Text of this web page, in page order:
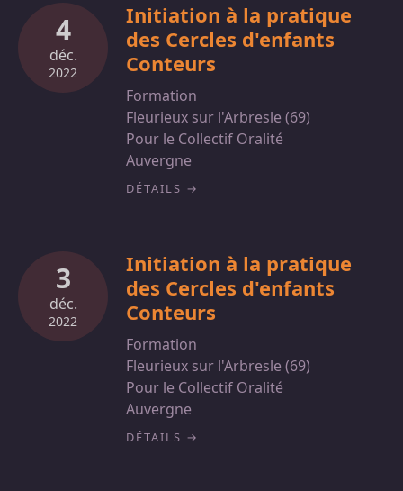
4
déc.
2022
Initiation à la pratique
des Cercles d'enfants
Conteurs
Formation
Fleurieux sur l'Arbresle (69)
Pour le Collectif Oralité
Auvergne
DÉTAILS
3
déc.
2022
Initiation à la pratique
des Cercles d'enfants
Conteurs
Formation
Fleurieux sur l'Arbresle (69)
Pour le Collectif Oralité
Auvergne
DÉTAILS